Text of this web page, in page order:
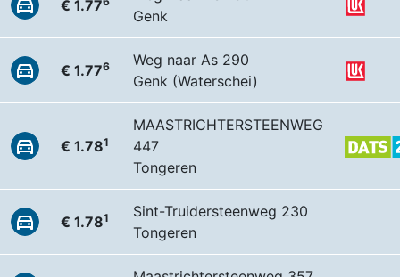
€ 1.77
Genk
€ 1.776
Weg naar As 290
Genk (Waterschei)
€ 1.781
MAASTRICHTERSTEENWEG
447
Tongeren
€ 1.781
Sint-Truidersteenweg 230
Tongeren